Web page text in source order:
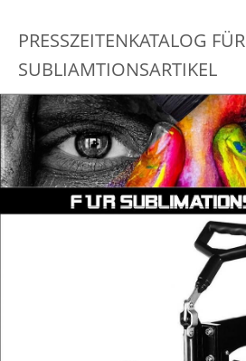
PRESSZEITENKATALOG FÜR
SUBLIAMTIONSARTIKEL